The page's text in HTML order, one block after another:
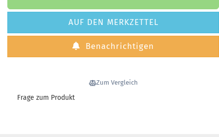
AUF DEN MERKZETTEL
Benachrichtigen
Zum Vergleich
Frage zum Produkt